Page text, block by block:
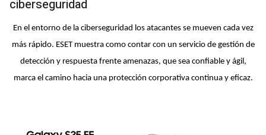
ciberseguridad
En el entorno de la ciberseguridad los atacantes se mueven cada vez
más rápido. ESET muestra como contar con un servicio de gestión de
detección y respuesta frente amenazas, que sea confiable y ágil,
marca el camino hacia una protección corporativa continua y eficaz.